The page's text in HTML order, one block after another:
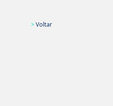
>Voltar